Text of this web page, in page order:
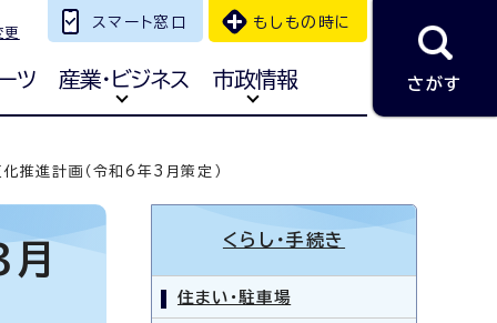
更
スマート窓口 もしもの時に
ツ 産業・ビジネス 市政情報 さがす
推進計画（令和6年3月策定）
くらし・手続き
住まい・駐車場